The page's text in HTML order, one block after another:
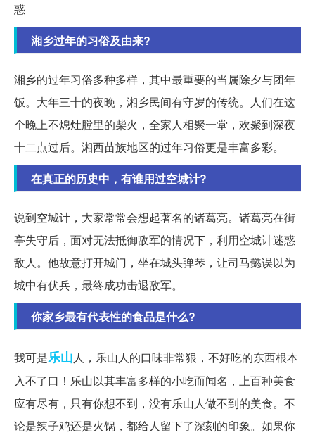
惑
湘乡过年的习俗及由来?
湘乡的过年习俗多种多样，其中最重要的当属除夕与团年
饭。大年三十的夜晚，湘乡民间有守岁的传统。人们在这
个晚上不熄灶膛里的柴火，全家人相聚一堂，欢聚到深夜
十二点过后。湘西苗族地区的过年习俗更是丰富多彩。
在真正的历史中，有谁用过空城计?
说到空城计，大家常常会想起著名的诸葛亮。诸葛亮在街
亭失守后，面对无法抵御敌军的情况下，利用空城计迷惑
敌人。他故意打开城门，坐在城头弹琴，让司马懿误以为
城中有伏兵，最终成功击退敌军。
你家乡最有代表性的食品是什么?
我可是乐山人，乐山人的口味非常狠，不好吃的东西根本
入不了口！乐山以其丰富多样的小吃而闻名，上百种美食
应有尽有，只有你想不到，没有乐山人做不到的美食。不
论是辣子鸡还是火锅，都给人留下了深刻的印象。如果你